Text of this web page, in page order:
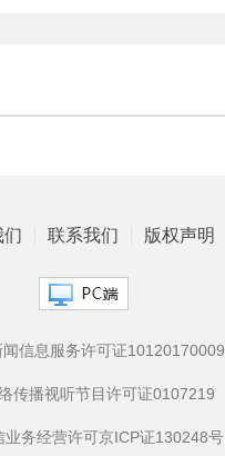
们 联系我们 版权声明
信息服务许可证10120170009
传播视听节目许可证0107219
业务经营许可京ICP证130248号